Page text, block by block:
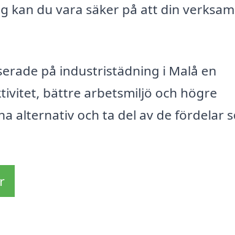
du vara säker på att din
på industristädning i Malå en
bättre arbetsmiljö och högre
alternativ och ta del av de fördelar